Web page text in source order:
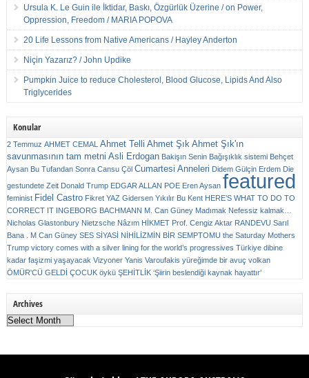
Ursula K. Le Guin ile İktidar, Baskı, Özgürlük Üzerine / on Power,
Oppression, Freedom / MARIA POPOVA
20 Life Lessons from Native Americans / Hayley Anderton
Niçin Yazarız? / John Updike
Pumpkin Juice to reduce Cholesterol, Blood Glucose, Lipids And Also
Triglycerides
Konular
2 Temmuz AHMET CEMAL Ahmet Telli Ahmet Şık Ahmet Şık'ın
savunmasının tam metni Asli Erdogan Bakişın Senin Bağışıklık sistemi Behçet
Aysan Bu Tufandan Sonra Cansu Çöl Cumartesi Anneleri Didem Gülçin Erdem Die
gestundete Zeit Donald Trump EDGAR ALLAN POE Eren Aysan featured
feminist Fidel Castro Fikret YAZ Gidersen Yıkılır Bu Kent HERE’S WHAT TO DO TO
CORRECT IT INGEBORG BACHMANN M. Can Güney Madımak Nefessiz kalmak…
Nicholas Glastonbury Nietzsche Nâzım HİKMET Prof. Cengiz Aktar RANDEVU Sarıl
Bana . M Can Güney SES SİYASİ NİHİLİZMİN BİR SEMPTOMU the Saturday Mothers
Trump victory comes with a silver lining for the world’s progressives Türkiye dibine
kadar faşizmi yaşayacak Vizyoner Yanis Varoufakis yüreğimde bir avuç volkan
ÖMÜR'CÜ GELDİ ÇOCUK öykü ŞEHİTLİK ‘Şiirin beslendiği kaynak hayattır’
Archives
Archives